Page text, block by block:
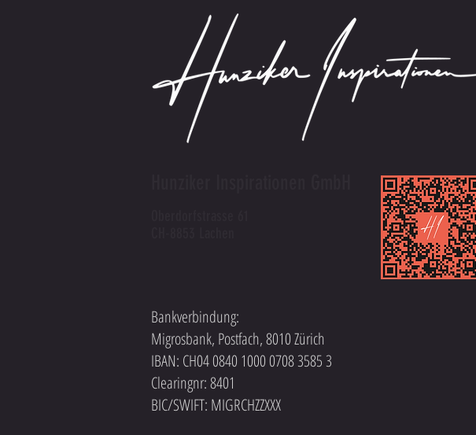
Bankverbindung:
Migrosbank, Postfach, 8010 Zürich
IBAN: CH04 0840 1000 0708 3585 3
Clearingnr: 8401
BIC/SWIFT: MIGRCHZZXXX